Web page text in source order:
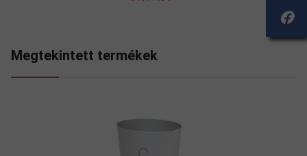
Megtekintett termékek